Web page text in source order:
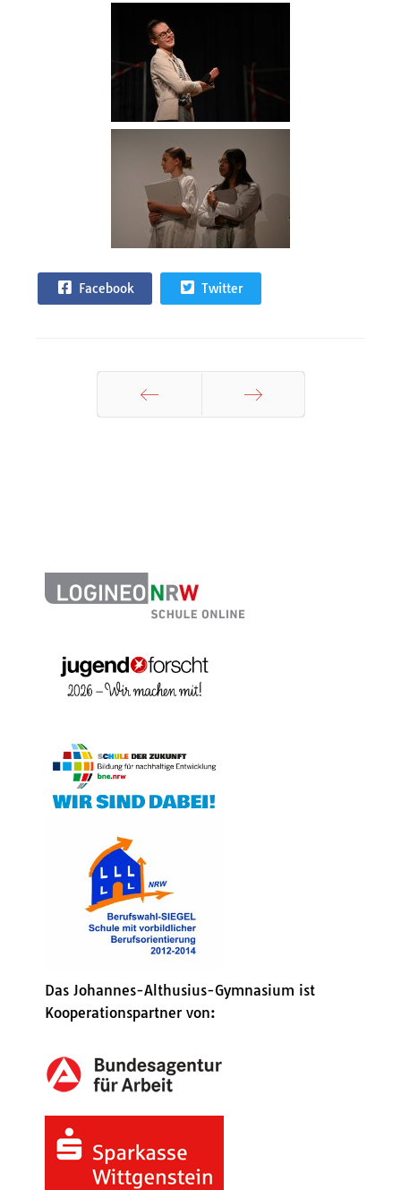
Facebook Twitter
Das Johannes-Althusius-Gymnasium ist
Kooperationspartner von: